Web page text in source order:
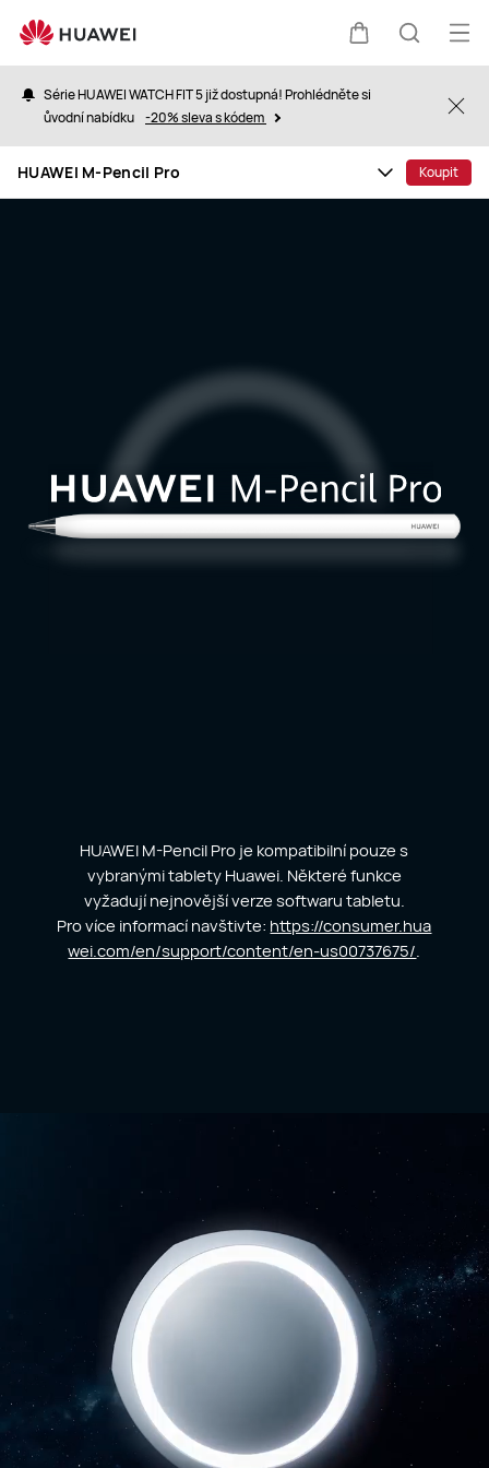
M-
Pencil
Pro
KošíkHledat
Série HUAWEI WATCH FIT 5 již dostupná! Prohlédněte si
ůvodní nabídku -20% sleva s kódem
HUAWEI M-Pencil Pro Koupit
HUAWEI M-Pencil Pro je kompatibilní pouze s
vybranými tablety Huawei. Některé funkce
vyžadují nejnovější verze softwaru tabletu.
Pro více informací navštivte: https://consumer.hua
wei.com/en/support/content/en-us00737675/